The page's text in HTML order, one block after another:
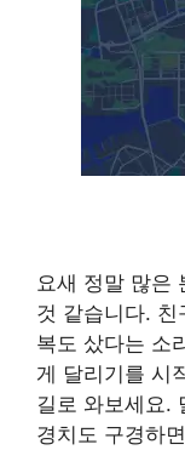
요새 정말 많은
것 같습니다. 친
복도 샀다는 소
게 달리기를 시
길로 와보세요.
경치도 구경하